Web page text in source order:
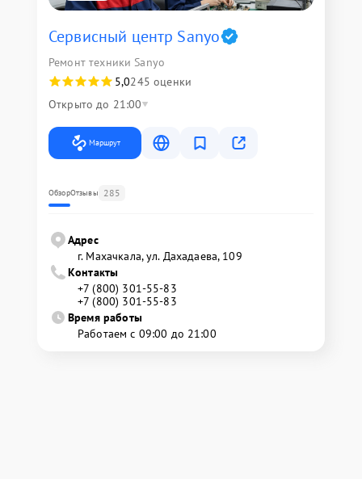
Сервисный центр Sanyo
Ремонт техники Sanyo
5,0245 оценки
Открыто до 21:00
Маршрут
ОбзорОтзывы 285
Адрес
г. Махачкала, ул. Дахадаева, 109
Контакты
+7 (800) 301-55-83
+7 (800) 301-55-83
Время работы
Работаем с 09:00 до 21:00